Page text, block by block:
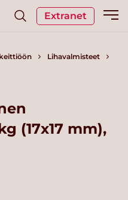
Extranet
Lihavalmisteet
(17x17 mm),